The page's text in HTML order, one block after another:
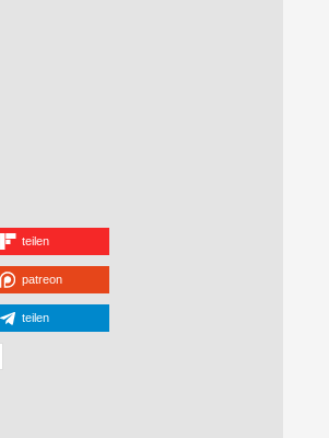
teilen
patreon
teilen